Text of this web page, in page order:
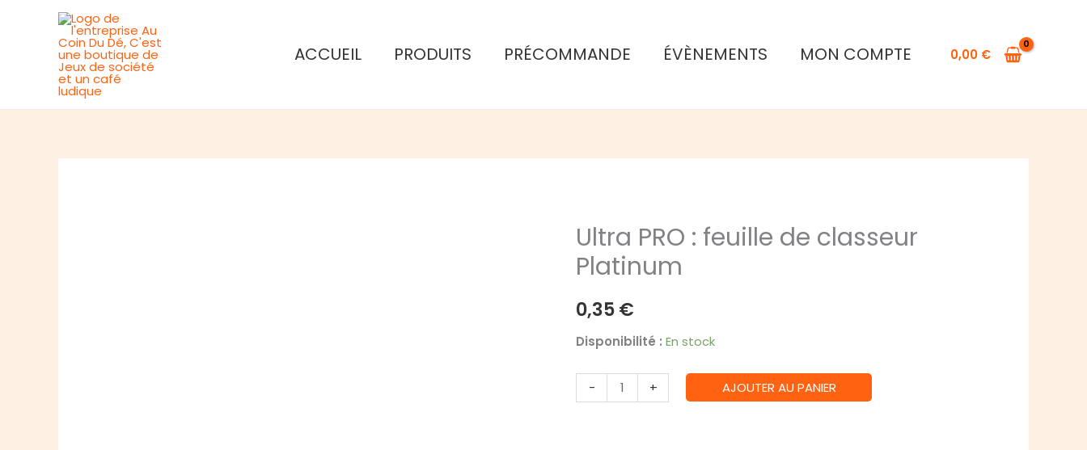
ACCUEIL PRODUITS PRÉCOMMANDE ÉVÈNEMENTS MON COMPTE 0,00 €
Ultra PRO : feuille de classeur
Platinum
0,35€
Disponibilité : En stock
-
quantité
de
+ AJOUTER AU PANIER
: